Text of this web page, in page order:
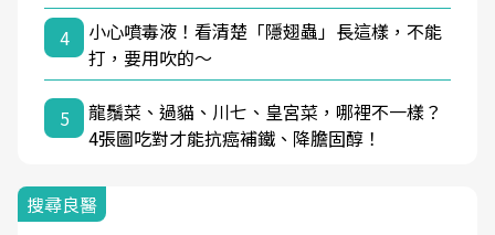
4
小心噴毒液！看清楚「隱翅蟲」長這樣，不能
打，要用吹的～
5
龍鬚菜、過貓、川七、皇宮菜，哪裡不一樣？
4張圖吃對才能抗癌補鐵、降膽固醇！
搜尋良醫